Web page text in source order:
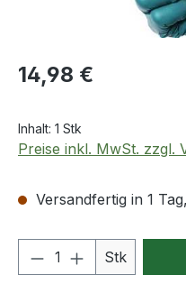
Regulärer Preis:
14,98 €
Inhalt: 1 Stk
Preise inkl. MwSt. zzgl.
Versandfertig in 1
ProduktStk